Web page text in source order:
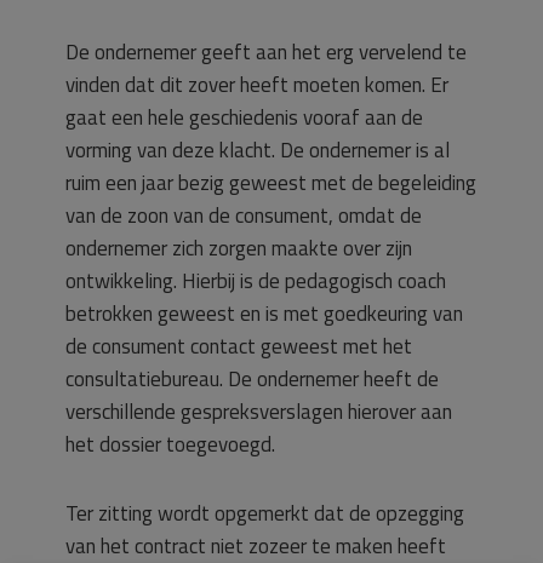
De ondernemer geeft aan het erg vervelend te
vinden dat dit zover heeft moeten komen. Er
gaat een hele geschiedenis vooraf aan de
vorming van deze klacht. De ondernemer is al
ruim een jaar bezig geweest met de begeleiding
van de zoon van de consument, omdat de
ondernemer zich zorgen maakte over zijn
ontwikkeling. Hierbij is de pedagogisch coach
betrokken geweest en is met goedkeuring van
de consument contact geweest met het
consultatiebureau. De ondernemer heeft de
verschillende gespreksverslagen hierover aan
het dossier toegevoegd.
Ter zitting wordt opgemerkt dat de opzegging
van het contract niet zozeer te maken heeft